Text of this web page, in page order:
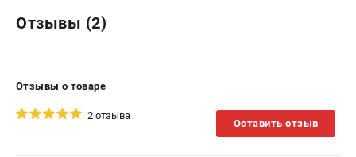
Отзывы (2)
Отзывы о товаре
2 отзыва
Оставить отзыв